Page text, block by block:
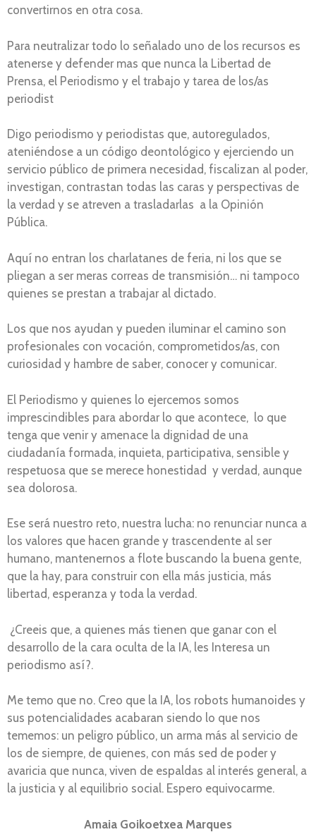
convertirnos en otra cosa.
Para neutralizar todo lo señalado uno de los recursos es
atenerse y defender mas que nunca la Libertad de
Prensa, el Periodismo y el trabajo y tarea de los/as
periodist
Digo periodismo y periodistas que, autoregulados,
ateniéndose a un código deontológico y ejerciendo un
servicio público de primera necesidad, fiscalizan al poder,
investigan, contrastan todas las caras y perspectivas de
la verdad y se atreven a trasladarlas a la Opinión
Pública.
Aquí no entran los charlatanes de feria, ni los que se
pliegan a ser meras correas de transmisión… ni tampoco
quienes se prestan a trabajar al dictado.
Los que nos ayudan y pueden iluminar el camino son
profesionales con vocación, comprometidos/as, con
curiosidad y hambre de saber, conocer y comunicar.
El Periodismo y quienes lo ejercemos somos
imprescindibles para abordar lo que acontece, lo que
tenga que venir y amenace la dignidad de una
ciudadanía formada, inquieta, participativa, sensible y
respetuosa que se merece honestidad y verdad, aunque
sea dolorosa.
Ese será nuestro reto, nuestra lucha: no renunciar nunca a
los valores que hacen grande y trascendente al ser
humano, mantenernos a flote buscando la buena gente,
que la hay, para construir con ella más justicia, más
libertad, esperanza y toda la verdad.
¿Creeis que, a quienes más tienen que ganar con el
desarrollo de la cara oculta de la IA, les Interesa un
periodismo así?.
Me temo que no. Creo que la IA, los robots humanoides y
sus potencialidades acabaran siendo lo que nos
tememos: un peligro público, un arma más al servicio de
los de siempre, de quienes, con más sed de poder y
avaricia que nunca, viven de espaldas al interés general, a
la justicia y al equilibrio social. Espero equivocarme.
Amaia Goikoetxea Marques